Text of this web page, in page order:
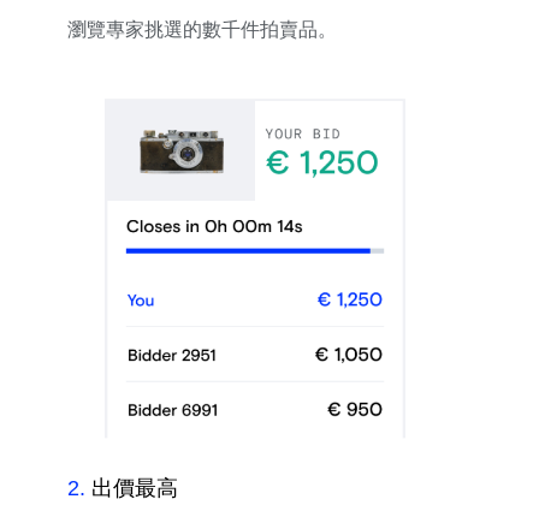
瀏覽專家挑選的數千件拍賣品。
2. 出價最高